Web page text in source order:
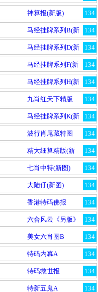
134
神算报(新版)
134
马经挂牌系列B(新
134
马经挂牌系列D(新
134
马经挂牌系列F(新
134
马经挂牌系列H(新
134
九肖红天下精版
134
马经挂牌系列K(新
134
波行肖尾藏特图
134
精大细算精版(新
134
七肖中特(新图)
134
大陆仔(新图)
134
香港特码佛报
134
六合风云《另版》
134
美女六肖图B
134
特码内幕A
134
特码救世报
134
特新五鬼A